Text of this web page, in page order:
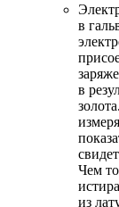
в
в
Чем
из